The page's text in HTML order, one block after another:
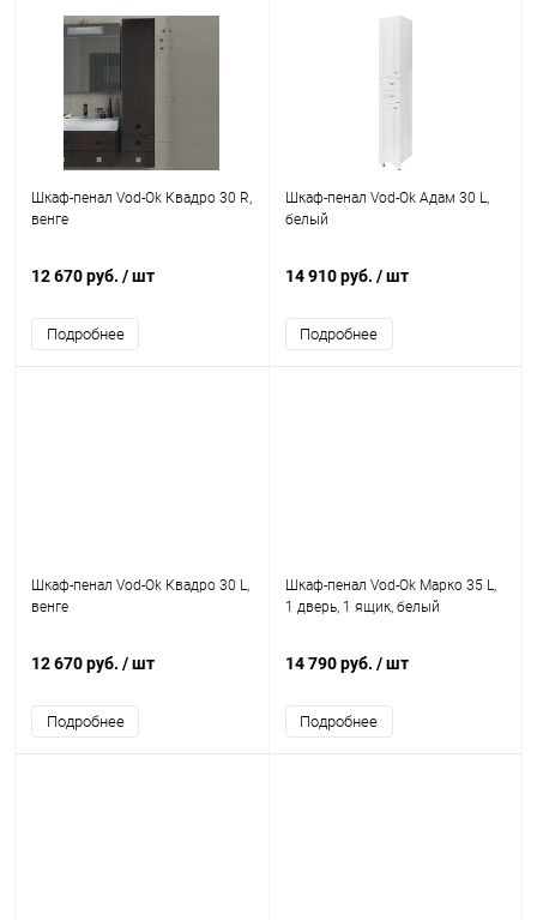
Шкаф-пенал Vod-Ok Квадро 30 R,
венге
12 670 руб. / шт
Подробнее
Шкаф-пенал Vod-Ok Адам 30 L,
белый
14 910 руб. / шт
Подробнее
Шкаф-пенал Vod-Ok Квадро 30 L,
венге
12 670 руб. / шт
Подробнее
Шкаф-пенал Vod-Ok Марко 35 L,
1 дверь, 1 ящик, белый
14 790 руб. / шт
Подробнее